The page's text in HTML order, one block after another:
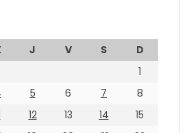
J V S
D
1
5 6 7
8
12 13 14
15